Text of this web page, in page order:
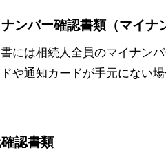
ンバー確認書類（マイナ
には相続人全員のマイナン
や通知カードが手元にない
認書類